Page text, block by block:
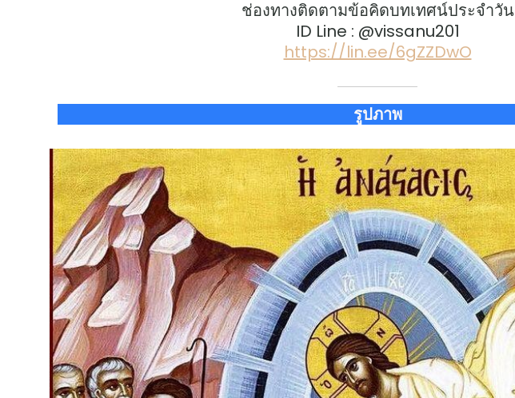
ช่องทางติดตามข้อคิดบทเทศน์ประจำวัน
ID Line : @vissanu201
https://lin.ee/6gZZDwO
รูปภาพ